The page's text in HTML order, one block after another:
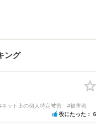
ング
ネット上の個人特定被害 #被害者
役にたった 6